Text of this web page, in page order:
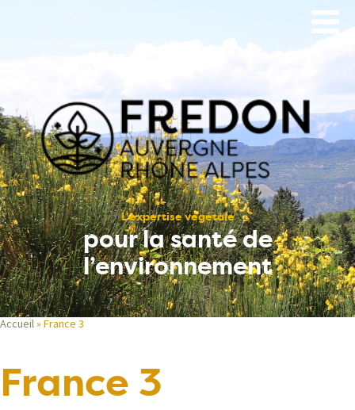
L’expertise végétale
pour la santé de
l’environnement
d'Ariane
Accueil France 3
France 3